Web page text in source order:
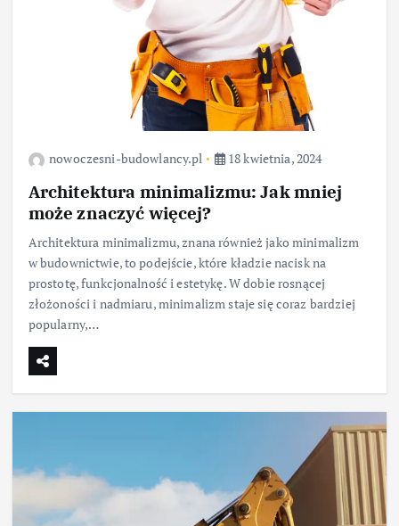
nowoczesni-budowlancy.pl 18 kwietnia, 2024
Architektura minimalizmu: Jak mniej
może znaczyć więcej?
Architektura minimalizmu, znana również jako minimalizm
w budownictwie, to podejście, które kładzie nacisk na
prostotę, funkcjonalność i estetykę. W dobie rosnącej
złożoności i nadmiaru, minimalizm staje się coraz bardziej
popularny,…